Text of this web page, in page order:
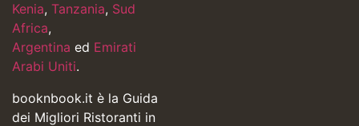
Kenia, Tanzania, Sud
Africa,
Argentina ed Emirati
Arabi Uniti.
booknbook.it è la Guida
dei Migliori Ristoranti in